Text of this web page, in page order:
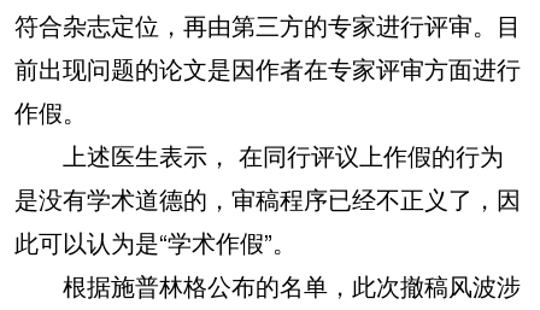
符合杂志定位，再由第三方的专家进行评审。目
前出现问题的论文是因作者在专家评审方面进行
作假。
上述医生表示， 在同行评议上作假的行为
是没有学术道德的，审稿程序已经不正义了，因
此可以认为是“学术作假”。
根据施普林格公布的名单，此次撤稿风波涉